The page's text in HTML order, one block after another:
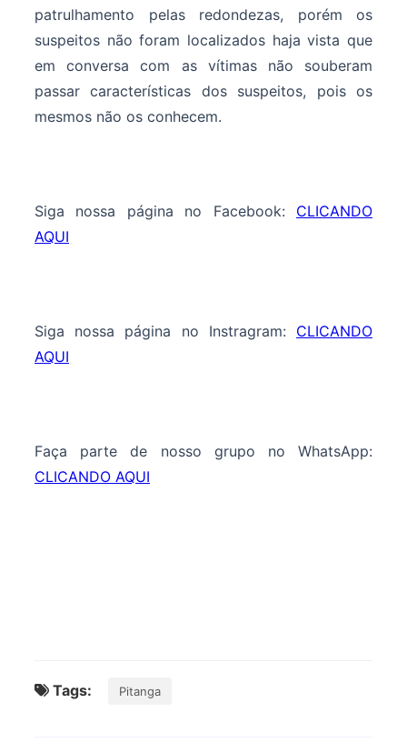
patrulhamento pelas redondezas, porém os
suspeitos não foram localizados haja vista que
em conversa com as vítimas não souberam
passar características dos suspeitos, pois os
mesmos não os conhecem.
Siga nossa página no Facebook: CLICANDO
AQUI
Siga nossa página no Instragram: CLICANDO
AQUI
Faça parte de nosso grupo no WhatsApp:
CLICANDO AQUI
Tags: Pitanga